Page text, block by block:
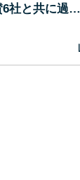
社と共に過…